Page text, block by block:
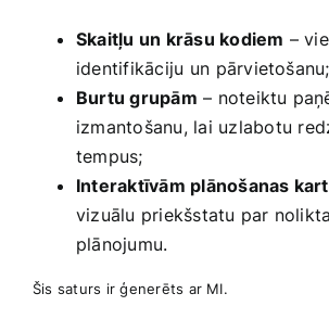
Skaitļu un krāsu kodiem –
identifikāciju⁢ un pārvietošanu;
Burtu grupām – noteiktu
izmantošanu, lai uzlabotu
tempus;
Interaktīvām plānošanas​
vizuālu priekšstatu par
plānojumu.
Šis saturs ir ģenerēts ar MI.